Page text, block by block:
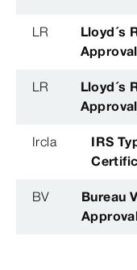
LR
Lloyd´s
LR
Lloyd´s
Ircla
IRS
BV
Bureau